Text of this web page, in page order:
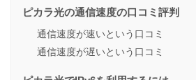
ピカラ光の通信速度の口コミ評判
通信速度が速いという口コミ
通信速度が遅いという口コミ